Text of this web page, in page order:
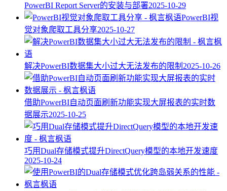
PowerBI Report Server的安装与部署2025-10-29
PowerBI视
觉对象爬取工具分享2025-10-27
解决PowerBI数据集大小过大无法发布的限制 2025-10-26
借助PowerBI自动页面刷新功能实现大屏报表的实时数
据展示2025-10-25
巧用Dual存储模式提升DirectQuery模型的本地开发速度
2025-10-24